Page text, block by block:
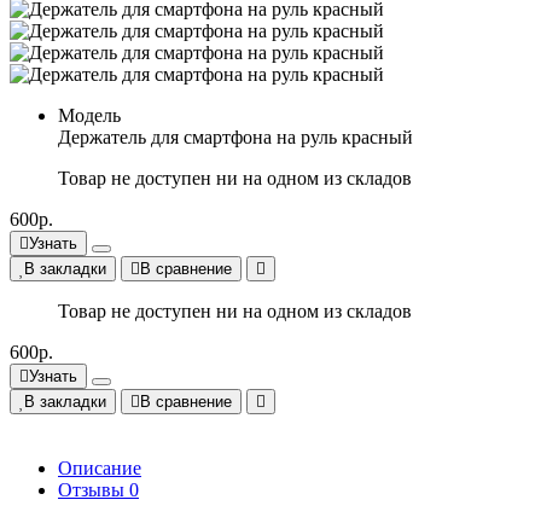
Модель
Держатель для смартфона на руль красный
Товар не доступен ни на одном из складов
600р.
Узнать
В закладки
В сравнение
Товар не доступен ни на одном из складов
600р.
Узнать
В закладки
В сравнение
Описание
Отзывы 0